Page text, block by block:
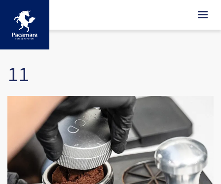
ข้ามไปยังเนื้อหาหลัก
11